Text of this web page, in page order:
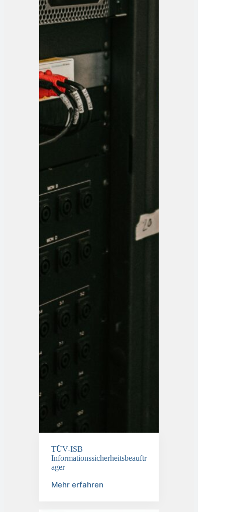
TÜV-ISB
Informationssicherheitsbeauftr